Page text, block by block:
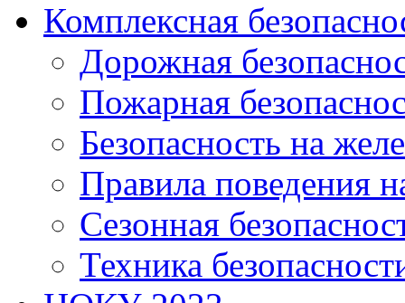
Комплексная
Дорожная
Пожарная
Безопасность на
Правила поведения
Сезонная
Техника